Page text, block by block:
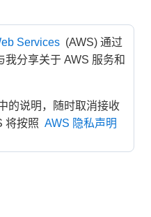
Services (AWS) 通过
我分享关于 AWS 服务和
将按照 AWS 隐私声明